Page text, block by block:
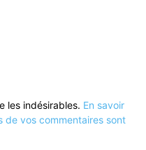
les indésirables. En savoir
de vos commentaires sont